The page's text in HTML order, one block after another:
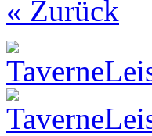
« Zurück